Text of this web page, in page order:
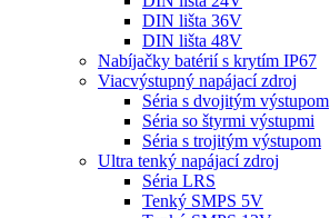
DIN lišta 36V
DIN lišta 48V
Nabíjačky batérií s krytím IP67
Viacvýstupný napájací zdroj
Séria s dvojitým výstupom
Séria so štyrmi výstupmi
Séria s trojitým výstupom
Ultra tenký napájací zdroj
Séria LRS
Tenký SMPS 5V